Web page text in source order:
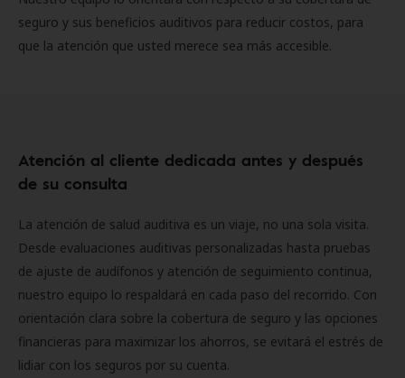
seguro y sus beneficios auditivos para reducir costos, para
que la atención que usted merece sea más accesible.
Atención al cliente dedicada antes y después
de su consulta
La atención de salud auditiva es un viaje, no una sola visita.
Desde evaluaciones auditivas personalizadas hasta pruebas
de ajuste de audífonos y atención de seguimiento continua,
nuestro equipo lo respaldará en cada paso del recorrido. Con
orientación clara sobre la cobertura de seguro y las opciones
financieras para maximizar los ahorros, se evitará el estrés de
lidiar con los seguros por su cuenta.